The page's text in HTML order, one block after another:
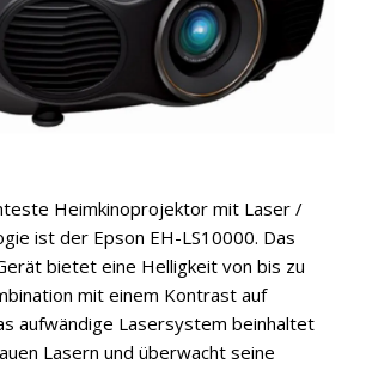
Heimkinoprojektor mit Laser /
ist der Epson EH-LS10000. Das
bietet eine Helligkeit von bis zu
mit einem Kontrast auf
aufwändige Lasersystem beinhaltet
Lasern und überwacht seine